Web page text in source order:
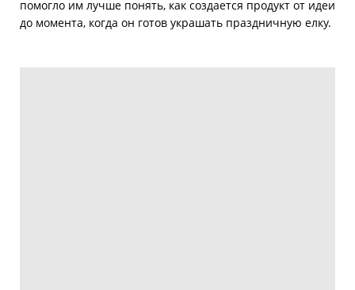
помогло им лучше понять, как создается продукт от идеи
до момента, когда он готов украшать праздничную елку.